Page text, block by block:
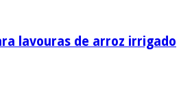
lavouras de arroz irrigado